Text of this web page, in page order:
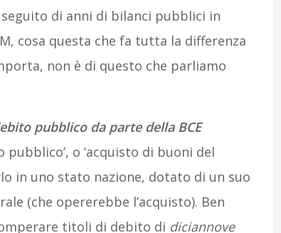
di anni di bilanci pubblici in
cosa questa che fa tutta la differenza
non è di questo che parliamo
pubblico da parte della BCE
pubblico’, o ‘acquisto di buoni del
in uno stato nazione, dotato di un suo
(che opererebbe l’acquisto). Ben
titoli di debito di diciannove